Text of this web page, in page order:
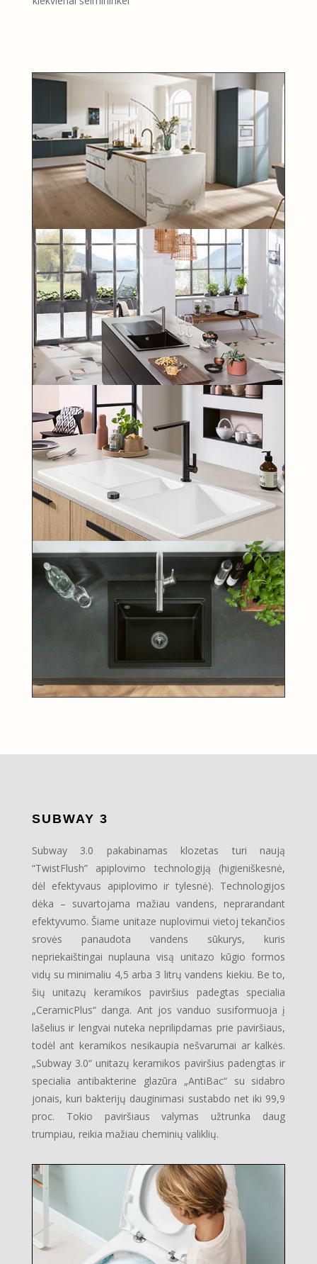
SUBWAY 3
Subway 3.0 pakabinamas klozetas turi naują
“TwistFlush” apiplovimo technologiją (higieniškesnė,
dėl efektyvaus apiplovimo ir tylesnė). Technologijos
dėka – suvartojama mažiau vandens, neprarandant
efektyvumo. Šiame unitaze nuplovimui vietoj tekančios
srovės panaudota vandens sūkurys, kuris
nepriekaištingai nuplauna visą unitazo kūgio formos
vidų su minimaliu 4,5 arba 3 litrų vandens kiekiu. Be to,
šių unitazų keramikos paviršius padegtas specialia
„CeramicPlus“ danga. Ant jos vanduo susiformuoja į
lašelius ir lengvai nuteka neprilipdamas prie paviršiaus,
todėl ant keramikos nesikaupia nešvarumai ar kalkės.
„Subway 3.0“ unitazų keramikos paviršius padengtas ir
specialia antibakterine glazūra „AntiBac“ su sidabro
jonais, kuri bakterijų dauginimasi sustabdo net iki 99,9
proc. Tokio paviršiaus valymas užtrunka daug
trumpiau, reikia mažiau cheminių valiklių.